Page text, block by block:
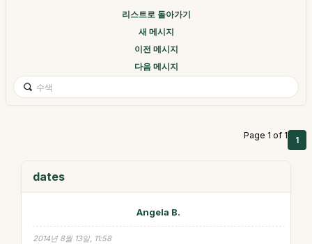
리스트로 돌아가기
새 메시지
이전 메시지
다음 메시지
Page 1 of 1 1
dates
Angela B.
2014년 8월 13일, 11:58